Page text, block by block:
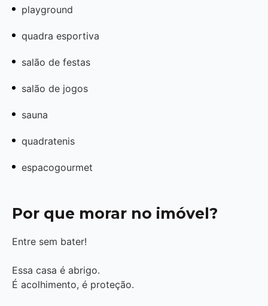
playground
quadra esportiva
salão de festas
salão de jogos
sauna
quadratenis
espacogourmet
Por que morar no imóvel?
Entre sem bater!
Essa casa é abrigo.
É acolhimento, é proteção.